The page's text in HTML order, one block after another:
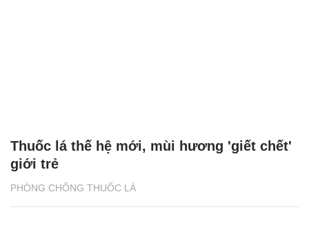
PHÒNG CHỐNG THUỐC LÁ
Thuốc lá thế hệ mới, mùi hương 'giết chết'
giới trẻ